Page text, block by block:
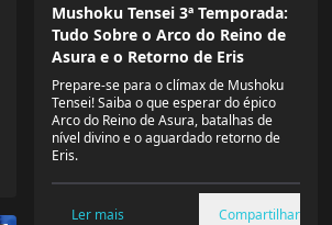
Mushoku Tensei 3ª Temporada:
Tudo Sobre o Arco do Reino de
Asura e o Retorno de Eris
Prepare-se para o clímax de Mushoku
Tensei! Saiba o que esperar do épico
Arco do Reino de Asura, batalhas de
nível divino e o aguardado retorno de
Eris.
Ler mais Compartilhar